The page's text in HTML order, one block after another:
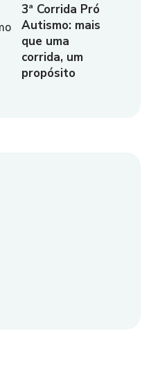
3ª Corrida Pró
Autismo: mais
que uma
corrida, um
propósito